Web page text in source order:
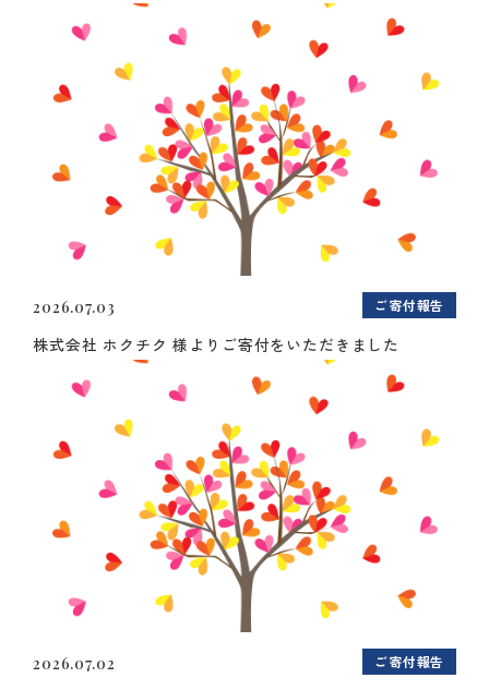
2026.07.03 ご寄付報告
株式会社 ホクチク 様よりご寄付をいただきました
2026.07.02 ご寄付報告